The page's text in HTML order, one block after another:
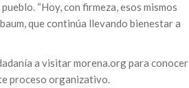
“Hoy, con firmeza, esos mismos
que continúa llevando bienestar a
a visitar morena.org para conocer
proceso organizativo.